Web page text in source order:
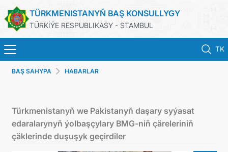
TÜRKMENISTANYŇ BAŞ KONSULLYGY
TÜRKİÝE RESPUBLIKASY - STAMBUL
TK
BAŞ SAHYPA
TÜRKMENISTAN
BAŞ SAHYPA HABARLAR
Türkmenistanyň we Pakistanyň daşary syýasat
edaralarynyň ýolbaşçylary BMG-niň çäreleriniň
çäklerinde duşuşyk geçirdiler